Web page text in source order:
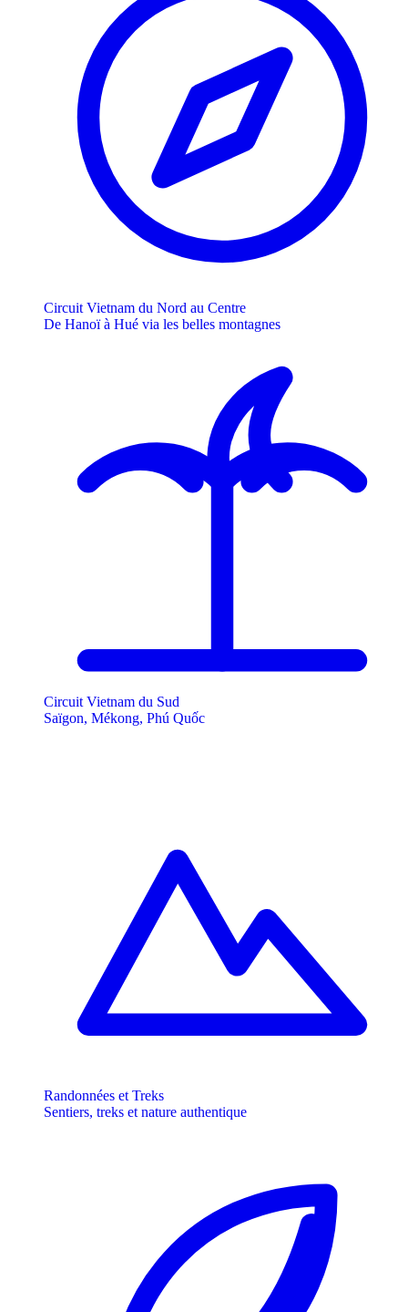
Circuit Vietnam du Nord au Centre
De Hanoï à Hué via les belles montagnes
Circuit Vietnam du Sud
Saïgon, Mékong, Phú Quốc
Randonnées et Treks
Sentiers, treks et nature authentique